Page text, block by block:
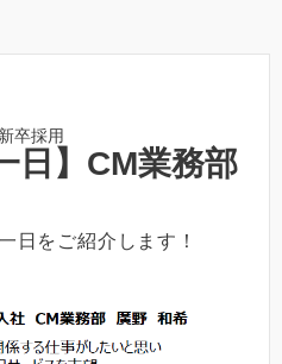
卒採用
日】CM業務部
日をご紹介します！